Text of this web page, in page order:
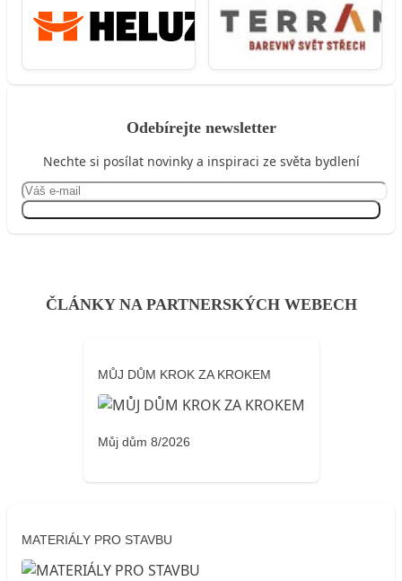
Odebírejte newsletter
Nechte si posílat novinky a inspiraci ze světa bydlení
ČLÁNKY NA PARTNERSKÝCH WEBECH
MŮJ DŮM KROK ZA KROKEM
Můj dům 8/2026
MATERIÁLY PRO STAVBU